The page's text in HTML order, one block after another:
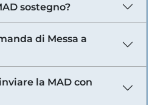
sostegno?
di Messa a
la MAD con